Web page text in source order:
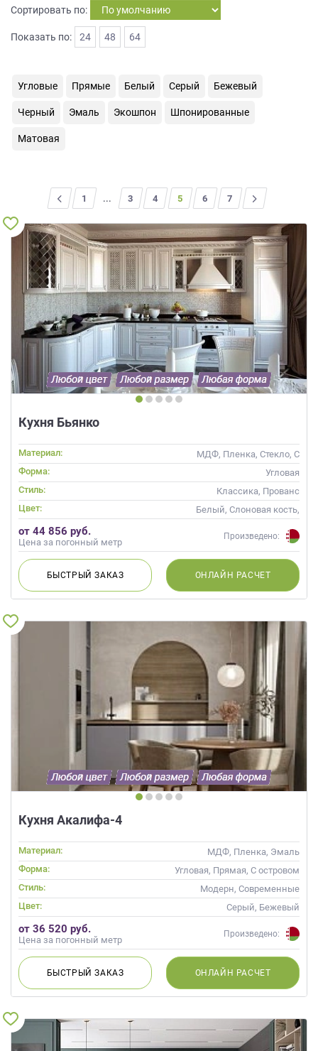
Сортировать по:
Показать по: 24 48 64
Угловые Прямые Белый Серый Бежевый
Черный Эмаль Экошпон Шпонированные
Матовая
1 ... 3 4 5 6 7
>
Кухня Бьянко
Материал:
МДФ, Пленка, Стекло, С
патиной
Форма:
Угловая
Стиль:
Классика, Прованс
Цвет:
Белый, Слоновая кость,
Кремовый, Капучино
от 44 856 руб.
Цена за погонный метр
Произведено:
БЫСТРЫЙЗАКАЗ ОНЛАЙН РАСЧЕТ
Кухня Акалифа-4
Материал:
МДФ, Пленка, Эмаль
Форма:
Угловая, Прямая, С островом
Стиль:
Модерн, Современные
Цвет:
Серый, Бежевый
от 36 520 руб.
Цена за погонный метр
Произведено:
БЫСТРЫЙЗАКАЗ ОНЛАЙН РАСЧЕТ
на
персональных
также
персональных
программами
порядке
условиях
Политики
обработки
персональных
данных.